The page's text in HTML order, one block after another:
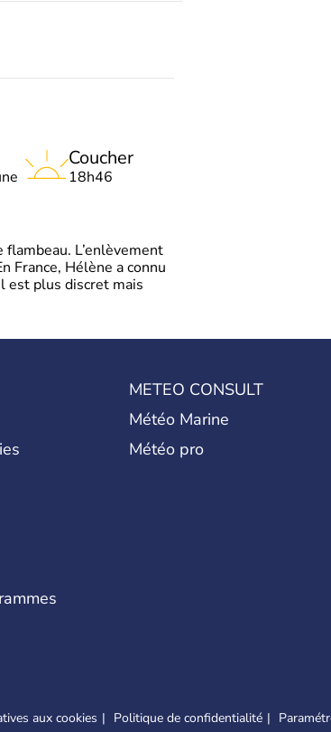
Coucher
18h46
L’enlèvement
France, Hélène a connu
est plus discret mais
METEO CONSULT
Météo Marine
Météo pro
aux cookies Politique de confidentialité